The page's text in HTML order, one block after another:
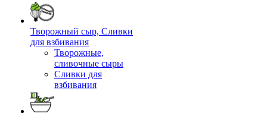
Творожный сыр, Сливки
для взбивания
Творожные,
сливочные сыры
Сливки для
взбивания